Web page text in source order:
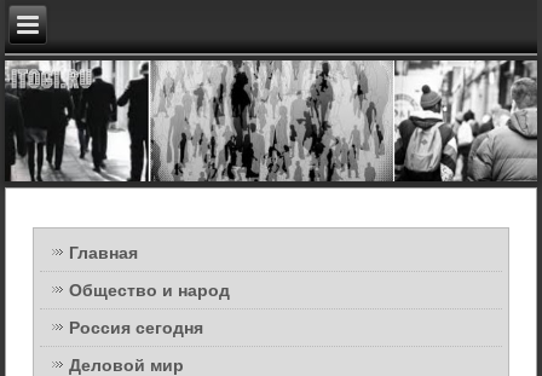
Главная
Общество и народ
Россия сегодня
Деловой мир